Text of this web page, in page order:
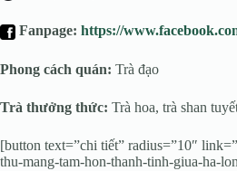
Fanpage: https://
Phong cách quán: Trà đạo
Trà thưởng thức: Trà hoa, trà shan
[button text=”chi tiết” radius=”10″
thu-mang-tam-hon-thanh-tinh-giua-ha-